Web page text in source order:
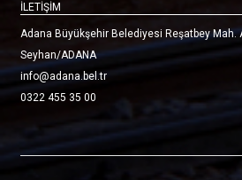
İLETİŞİM
Adana Büyükşehir Belediyesi Reşatbey Mah.
Seyhan/ADANA
info@adana.bel.tr
0322 455 35 00